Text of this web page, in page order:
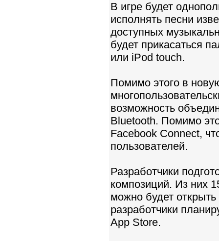
В игре будет
исполнять песни
доступных
будет прикасаться
или iPod touch.
Помимо этого в
возможность
Bluetooth. Помимо
Facebook Connect,
пользователей.
Разработчики
композиций. Из них
можно будет
разработчики
App Store.